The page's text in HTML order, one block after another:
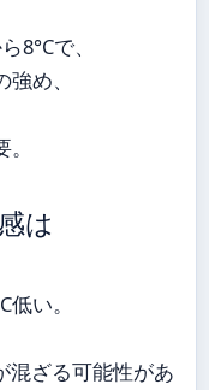
8°Cで、
め、
は
い。
混ざる可能性があ